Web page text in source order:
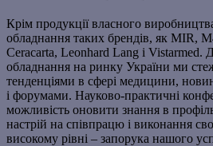
Крім продукції власного
обладнання таких брендів, як MIR,
Ceracarta, Leonhard Lang і Vistarmed.
обладнання на ринку України ми
тенденціями в сфері медицини,
і форумами. Науково-практичні
можливість оновити знання в
настрій на співпрацю і виконання
високому рівні – запорука нашого